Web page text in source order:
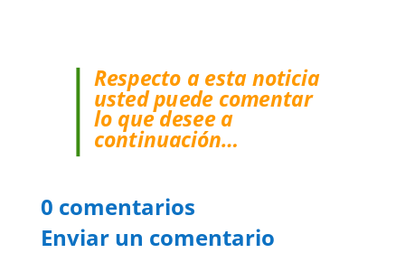
Respecto a esta noticia
usted puede comentar
lo que desee a
continuación…
0 comentarios
Enviar un comentario